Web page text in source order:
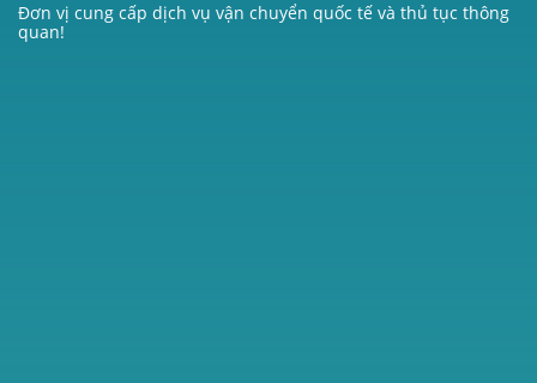
Đơn vị cung cấp dịch vụ vận chuyển quốc tế và thủ tục thông
quan!